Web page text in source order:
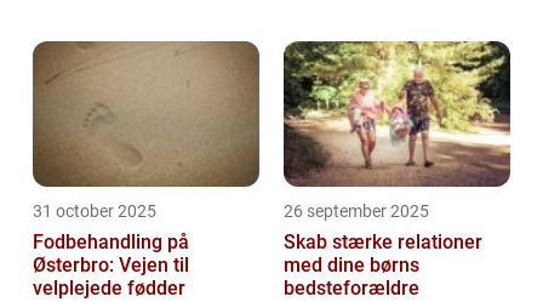
31 october 2025
Fodbehandling på
Østerbro: Vejen til
velplejede fødder
26 september 2025
Skab stærke relationer
med dine børns
bedsteforældre